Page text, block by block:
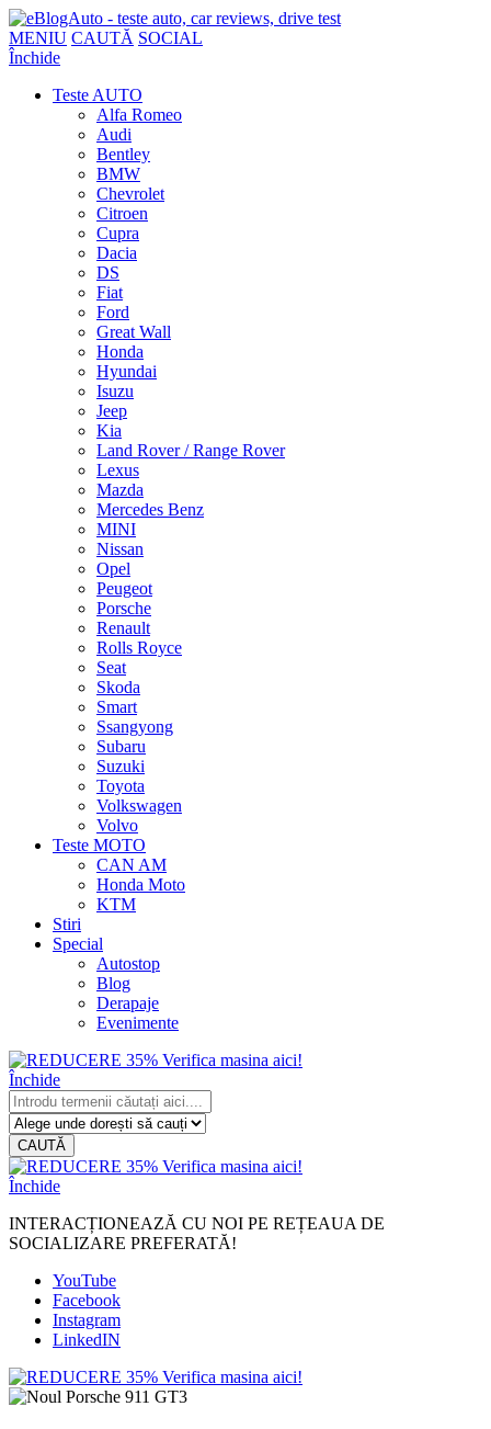
MENIU CAUTĂ SOCIAL
Închide
Teste AUTO
Alfa Romeo
Audi
Bentley
BMW
Chevrolet
Citroen
Cupra
Dacia
DS
Fiat
Ford
Great Wall
Honda
Hyundai
Isuzu
Jeep
Kia
Land Rover / Range Rover
Lexus
Mazda
Mercedes Benz
MINI
Nissan
Opel
Peugeot
Porsche
Renault
Rolls Royce
Seat
Skoda
Smart
Ssangyong
Subaru
Suzuki
Toyota
Volkswagen
Volvo
Teste MOTO
CAN AM
Honda Moto
KTM
Stiri
Special
Autostop
Blog
Derapaje
Evenimente
Închide
CAUTĂ
Închide
INTERACȚIONEAZĂ CU NOI PE REȚEAUA DE
SOCIALIZARE PREFERATĂ!
YouTube
Facebook
Instagram
LinkedIN